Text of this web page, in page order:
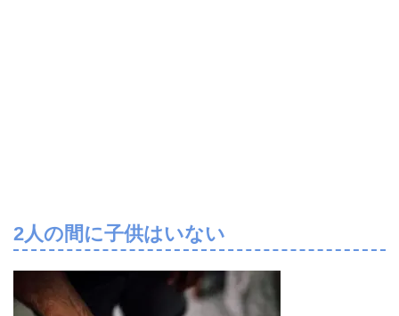
2人の間に子供はいない